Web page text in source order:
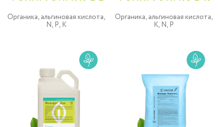
Органика, альгиновая кислота,
N, P, K
Органика, альгиновая кислота,
K, N, P